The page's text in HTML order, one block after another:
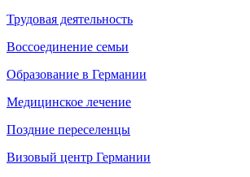
Трудовая деятельность
Воссоединение семьи
Образование в Германии
Медицинское лечение
Поздние переселенцы
Визовый центр Германии